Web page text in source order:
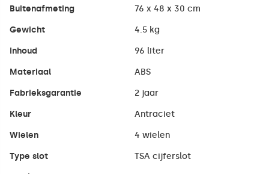
Buitenafmeting 76 x 48 x 30 cm
Gewicht 4.5 kg
Inhoud 96 liter
Materiaal ABS
Fabrieksgarantie 2 jaar
Kleur Antraciet
Wielen 4 wielen
Type slot TSA cijferslot